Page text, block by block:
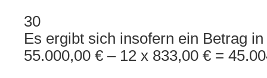
30
Es ergibt sich insofern ein Betrag
55.000,00 € – 12 x 833,00 € =